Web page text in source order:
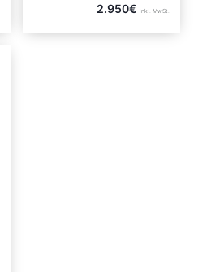
2.950€ inkl. MwSt.